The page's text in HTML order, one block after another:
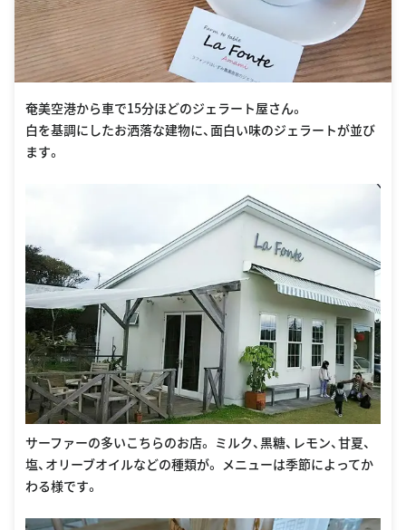
奄美空港から車で15分ほどのジェラート屋さん。
白を基調にしたお洒落な建物に、面白い味のジェラートが並び
ます。
サーファーの多いこちらのお店。 ミルク、黒糖、レモン、甘夏、
塩、オリーブオイルなどの種類が。 メニューは季節によってか
わる様です。